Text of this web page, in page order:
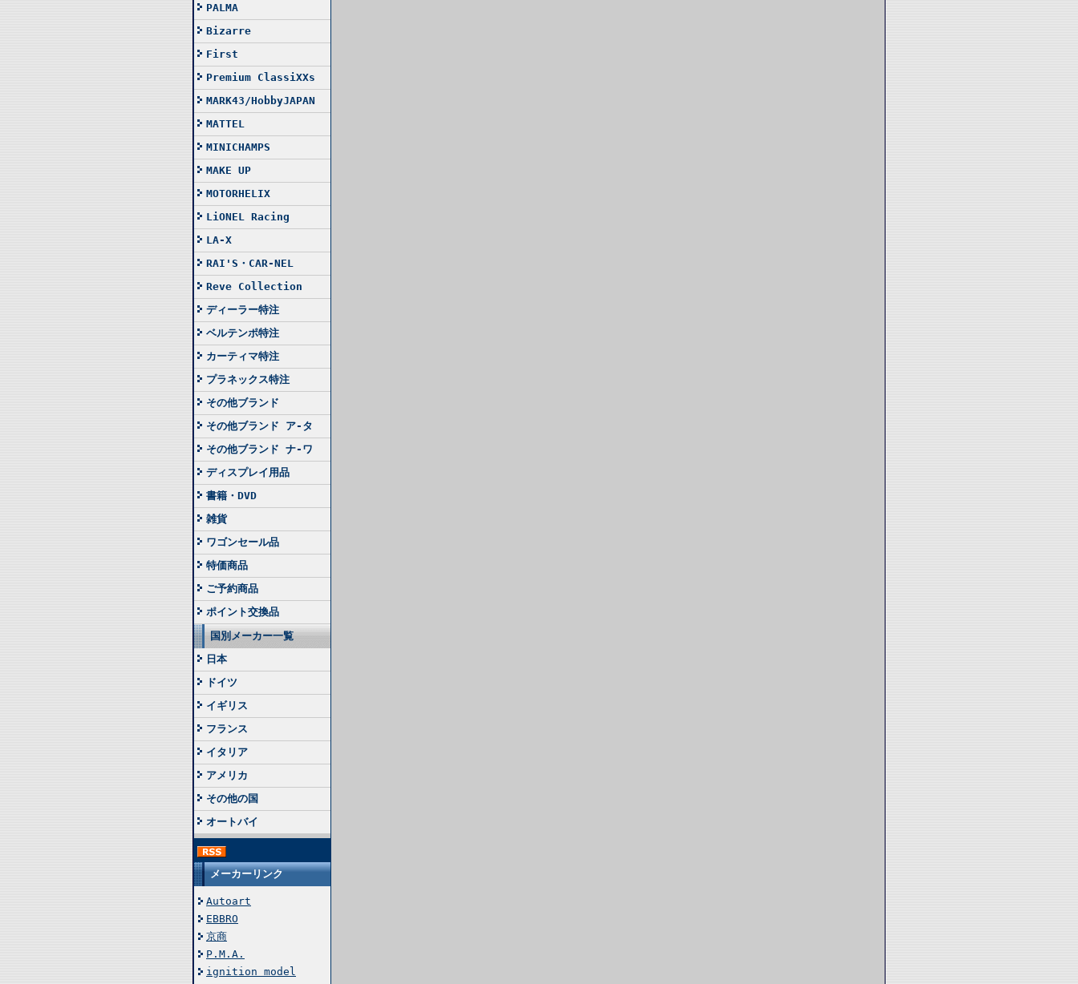
PALMA
Bizarre
First
Premium ClassiXXs
MARK43/HobbyJAPAN
MATTEL
MINICHAMPS
MAKE UP
MOTORHELIX
LiONEL Racing
LA-X
RAI'S・CAR-NEL
Reve Collection
ディーラー特注
ベルテンポ特注
カーティマ特注
プラネックス特注
その他ブランド
その他ブランド ア-タ
その他ブランド ナ-ワ
ディスプレイ用品
書籍・DVD
雑貨
ワゴンセール品
特価商品
ご予約商品
ポイント交換品
国別メーカー一覧
日本
ドイツ
イギリス
フランス
イタリア
アメリカ
その他の国
オートバイ
メーカーリンク
Autoart
EBBRO
京商
P.M.A.
ignition model